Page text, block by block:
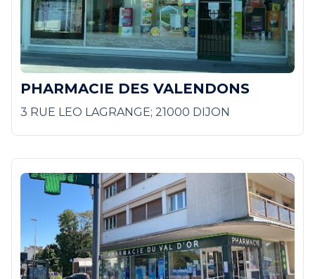
PHARMACIE DES VALENDONS
3 RUE LEO LAGRANGE; 21000 DIJON